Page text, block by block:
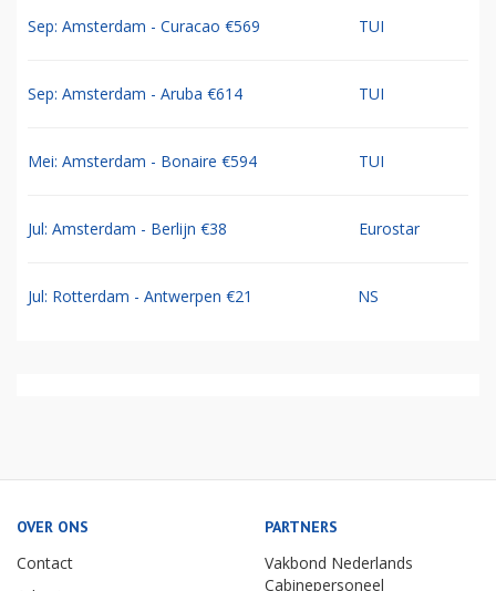
Sep: Amsterdam - Curacao €569 TUI
Sep: Amsterdam - Aruba €614 TUI
Mei: Amsterdam - Bonaire €594 TUI
Jul: Amsterdam - Berlijn €38 Eurostar
Jul: Rotterdam - Antwerpen €21 NS
OVER ONS
Contact
PARTNERS
Vakbond Nederlands
Cabinepersoneel